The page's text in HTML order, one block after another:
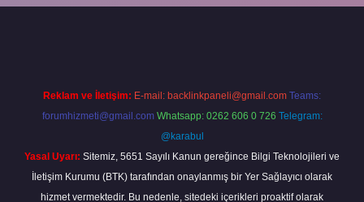
Reklam ve İletişim: E-mail: backlinkpaneli@gmail.com Teams:
forumhizmeti@gmail.com Whatsapp: 0262 606 0 726 Telegram:
@karabul
Yasal Uyarı: Sitemiz, 5651 Sayılı Kanun gereğince Bilgi Teknolojileri ve
İletişim Kurumu (BTK) tarafından onaylanmış bir Yer Sağlayıcı olarak
hizmet vermektedir. Bu nedenle, sitedeki içerikleri proaktif olarak